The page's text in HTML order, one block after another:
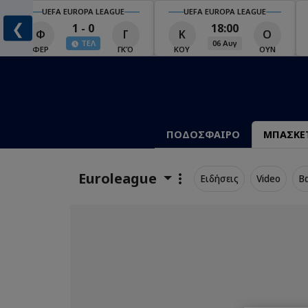
❮
UEFA EUROPA LEAGUE
Φ
ΦΕΡ
1 - 0
ΤΕΛ
Γ
ΓΚΌ
UEFA EUROPA LEAGUE
Κ
ΚΟΥ
18:00
06 Αυγ
Ο
ΟΥΝ
ΠΟΔΟΣΦΑΙΡΟ
Euroleague Ειδήσεις Video